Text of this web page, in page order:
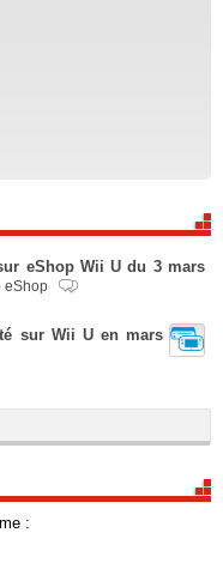
eShop Wii U du 3 mars
eShop
sur Wii U en mars
: